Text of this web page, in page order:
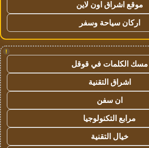
موقع اشراق اون لاين
اركان سياحة وسفر
!
مسك الكلمات في قوقل
اشراق التقنية
ان سفن
مرابع التكنولوجيا
خيال التقنية